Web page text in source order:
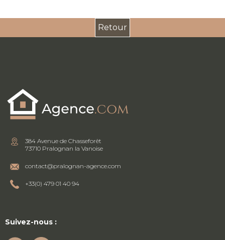
Retour
384 Avenue de Chasseforêt
73710 Pralognan la Vanoise
contact@pralognan-agence.com
+33(0) 479 01 40 94
Suivez-nous :